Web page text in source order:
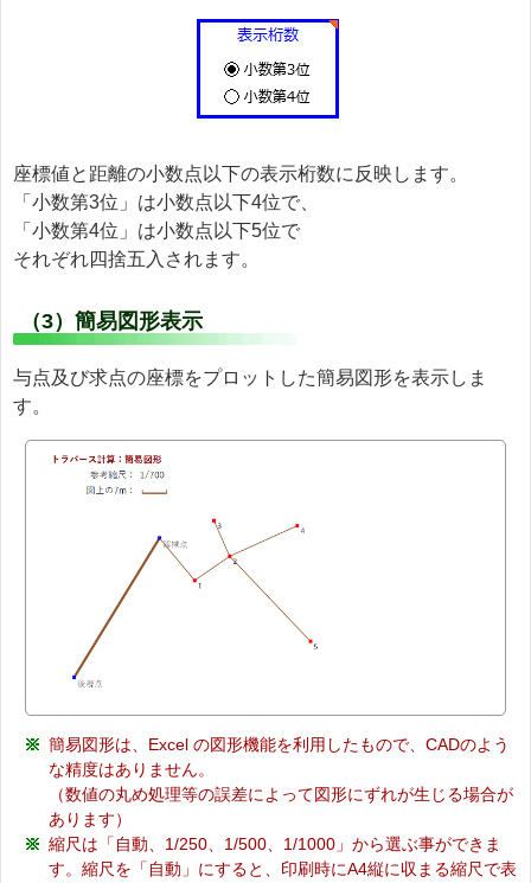
座標値と距離の小数点以下の表示桁数に反映します。
「小数第3位」は小数点以下4位で、
「小数第4位」は小数点以下5位で
それぞれ四捨五入されます。
（3）簡易図形表示
与点及び求点の座標をプロットした簡易図形を表示しま
す。
簡易図形は、Excel の図形機能を利用したもので、CADのよう
な精度はありません。
（数値の丸め処理等の誤差によって図形にずれが生じる場合が
あります）
縮尺は「自動、1/250、1/500、1/1000」から選ぶ事ができま
す。縮尺を「自動」にすると、印刷時にA4縦に収まる縮尺で表